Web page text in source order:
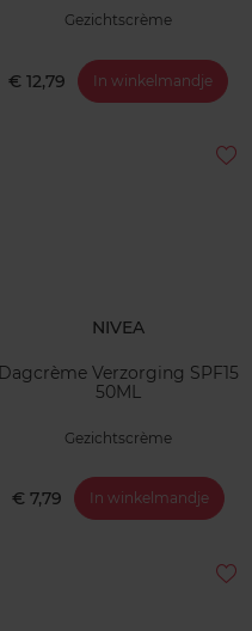
Gezichtscrème
€ 12,79 In winkelmandje
NIVEA
Dagcrème Verzorging SPF15
50ML
Gezichtscrème
€ 7,79 In winkelmandje